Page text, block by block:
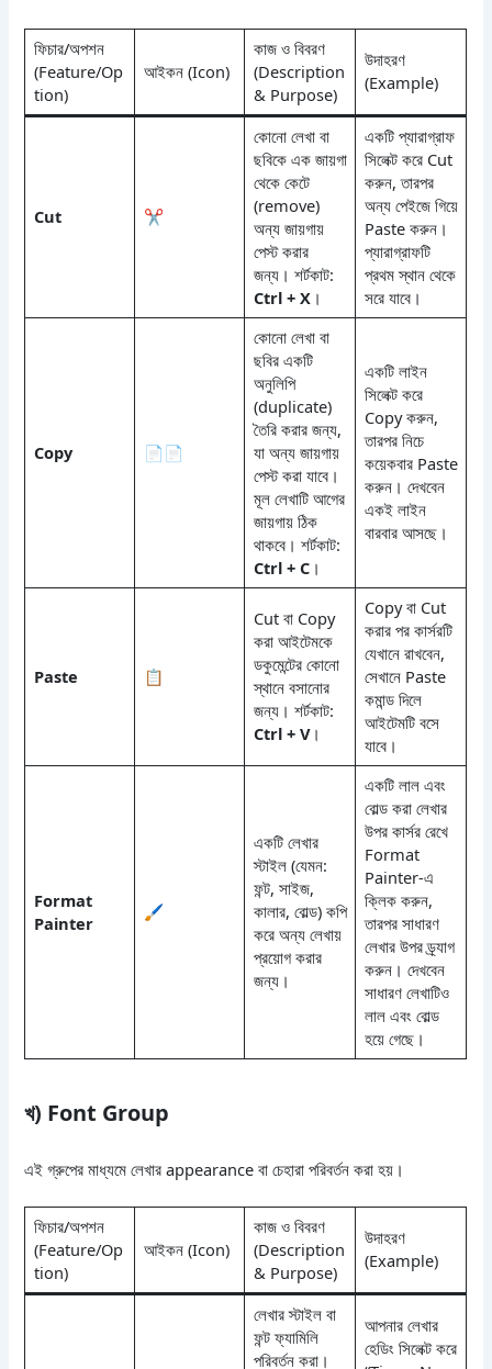
ফিচার/অপশন
(Feature/Op
tion)
আইকন (Icon)
কাজ ও বিবরণ
(Description
& Purpose)
উদাহরণ
(Example)
Cut ✂️
কোনো লেখা বা
ছবিকে এক জায়গা
থেকে কেটে
(remove)
অন্য জায়গায়
পেস্ট করার
জন্য। শর্টকাট:
Ctrl + X।
একটি প্যারাগ্রাফ
সিলেক্ট করে Cut
করুন, তারপর
অন্য পেইজে গিয়ে
Paste করুন।
প্যারাগ্রাফটি
প্রথম স্থান থেকে
সরে যাবে।
Copy 📄📄
কোনো লেখা বা
ছবির একটি
অনুলিপি
(duplicate)
তৈরি করার জন্য,
যা অন্য জায়গায়
পেস্ট করা যাবে।
মূল লেখাটি আগের
জায়গায় ঠিক
থাকবে। শর্টকাট:
Ctrl + C।
একটি লাইন
সিলেক্ট করে
Copy করুন,
তারপর নিচে
কয়েকবার Paste
করুন। দেখবেন
একই লাইন
বারবার আসছে।
Paste 📋
Cut বা Copy
করা আইটেমকে
ডকুমেন্টের কোনো
স্থানে বসানোর
জন্য। শর্টকাট:
Ctrl + V।
Copy বা Cut
করার পর কার্সরটি
যেখানে রাখবেন,
সেখানে Paste
কমান্ড দিলে
আইটেমটি বসে
যাবে।
Format
Painter
🖌️
একটি লেখার
স্টাইল (যেমন:
ফন্ট, সাইজ,
কালার, বোল্ড) কপি
করে অন্য লেখায়
প্রয়োগ করার
জন্য।
একটি লাল এবং
বোল্ড করা লেখার
উপর কার্সর রেখে
Format
Painter-এ
ক্লিক করুন,
তারপর সাধারণ
লেখার উপর ড্র্যাগ
করুন। দেখবেন
সাধারণ লেখাটিও
লাল এবং বোল্ড
হয়ে গেছে।
খ) Font Group
এই গ্রুপের মাধ্যমে লেখার appearance বা চেহারা পরিবর্তন করা হয়।
ফিচার/অপশন
(Feature/Op
tion)
আইকন (Icon)
কাজ ও বিবরণ
(Description
& Purpose)
উদাহরণ
(Example)
লেখার স্টাইল বা
ফন্ট ফ্যামিলি
পরিবর্তন করা।
আপনার লেখার
হেডিং সিলেক্ট করে